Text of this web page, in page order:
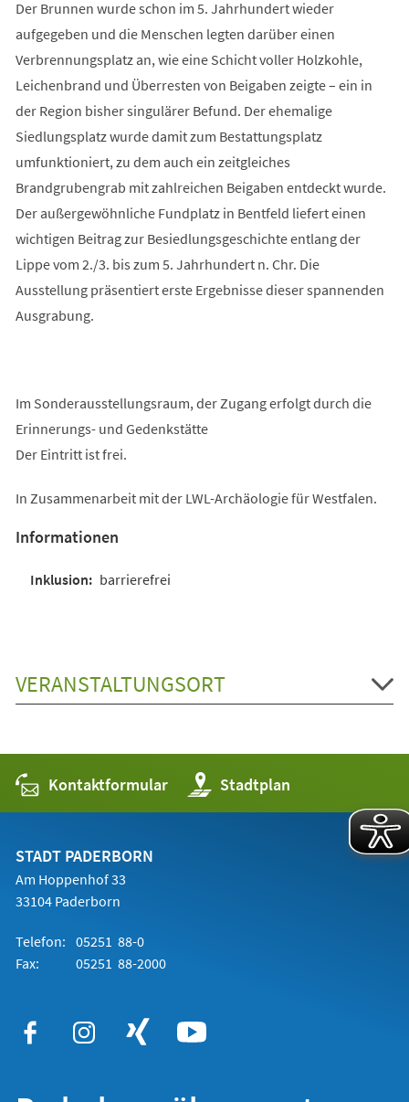
Der Brunnen wurde schon im 5. Jahrhundert wieder
aufgegeben und die Menschen legten darüber einen
Verbrennungsplatz an, wie eine Schicht voller Holzkohle,
Leichenbrand und Überresten von Beigaben zeigte – ein in
der Region bisher singulärer Befund. Der ehemalige
Siedlungsplatz wurde damit zum Bestattungsplatz
umfunktioniert, zu dem auch ein zeitgleiches
Brandgrubengrab mit zahlreichen Beigaben entdeckt wurde.
Der außergewöhnliche Fundplatz in Bentfeld liefert einen
wichtigen Beitrag zur Besiedlungsgeschichte entlang der
Lippe vom 2./3. bis zum 5. Jahrhundert n. Chr. Die
Ausstellung präsentiert erste Ergebnisse dieser spannenden
Ausgrabung.
Im Sonderausstellungsraum, der Zugang erfolgt durch die
Erinnerungs- und Gedenkstätte
Der Eintritt ist frei.
In Zusammenarbeit mit der LWL-Archäologie für Westfalen.
Informationen
barrierefrei
VERANSTALTUNGSORT
Kontaktformular Stadtplan
(Öffnet
in
einem
STADT PADERBORN
Am Hoppenhof 33
33104 Paderborn
Telefon: 05251 88-0
Fax:
05251 88-2000